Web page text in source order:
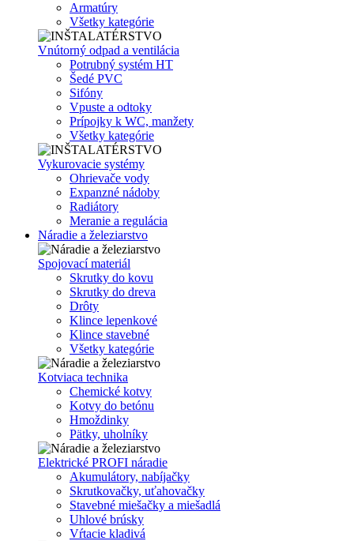
Armatúry
Všetky kategórie
Vnútorný odpad a ventilácia
Potrubný systém HT
Šedé PVC
Sifóny
Vpuste a odtoky
Prípojky k WC, manžety
Všetky kategórie
Vykurovacie systémy
Ohrievače vody
Expanzné nádoby
Radiátory
Meranie a regulácia
Náradie a železiarstvo
Spojovací materiál
Skrutky do kovu
Skrutky do dreva
Drôty
Klince lepenkové
Klince stavebné
Všetky kategórie
Kotviaca technika
Chemické kotvy
Kotvy do betónu
Hmoždinky
Pätky, uholníky
Elektrické PROFI náradie
Akumulátory, nabíjačky
Skrutkovačky, uťahovačky
Stavebné miešačky a miešadlá
Uhlové brúsky
Vŕtacie kladivá